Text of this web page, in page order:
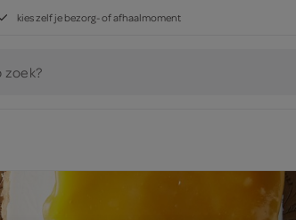
kies zelf je bezorg- of afhaalmoment
zoek?